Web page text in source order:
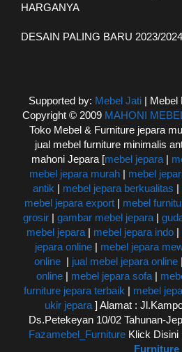
HARGANYA
DESAIN PALING BARU 2023/
Supported by: Mebel Jati| Mebel
Copyright © 2009 MAHONI
Toko Mebel & Furniture jepara
jual mebel furniture minimalis
mahoni Jepara [mebel jepara|
mebel jepara murah | mebel
antik | mebel jepara berkualitas |
mebel jepara export | mebel
grosir | gambar mebel jepara |
mebel jepara| mebel jepara indo|
jepara online | mebel jepara
online | jual mebel jepara online |
online | mebel jepara sofa |
furniture jepara terbaik | mebel
ukir jepara ] Alamat :
Ds.Petekeyan 10/02 Tahunan-
Fazamebel_FurnitureKlick Disini
Furniture